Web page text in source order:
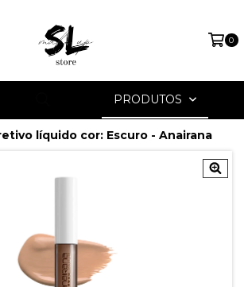
0
PRODUTOS
líquido cor: Escuro - Anairana